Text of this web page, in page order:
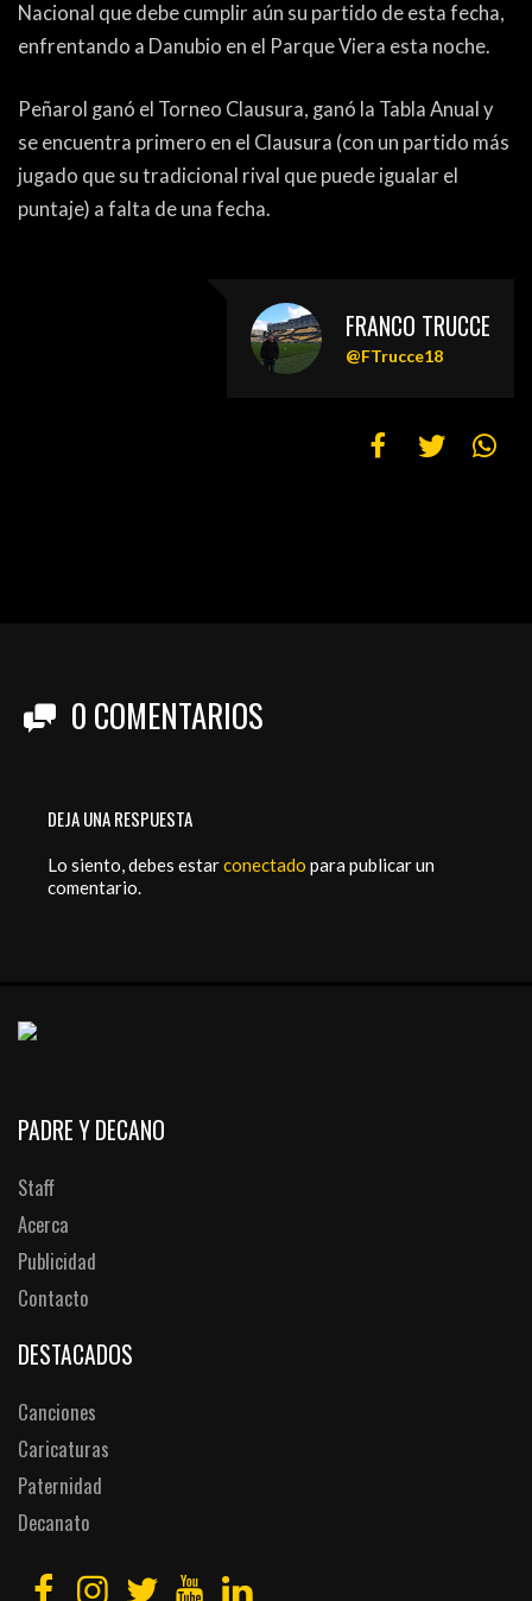
PEÑAS
EDITORIALES
Nacional que debe cumplir aún su partido de esta fecha,
enfrentando a Danubio en el Parque Viera esta noche.
Peñarol ganó el Torneo Clausura, ganó la Tabla Anual y
se encuentra primero en el Clausura (con un partido más
jugado que su tradicional rival que puede igualar el
puntaje) a falta de una fecha.
FRANCO TRUCCE
@FTrucce18
0 COMENTARIOS
DEJA UNA RESPUESTA
Lo siento, debes estarconectado para publicar un
comentario.
PADRE Y DECANO
Staff
Acerca
Publicidad
Contacto
DESTACADOS
Canciones
Caricaturas
Paternidad
Decanato